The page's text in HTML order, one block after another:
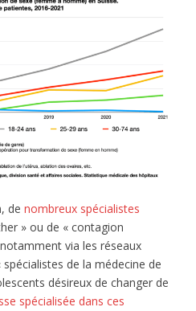
de nombreux spécialistes
» ou de « contagion
via les réseaux
de la médecine de
désireux de changer de
spécialisée dans ces